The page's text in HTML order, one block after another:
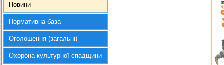
Новини
Нормативна база
Оголошення (загальні)
Охорона культурної спадщини